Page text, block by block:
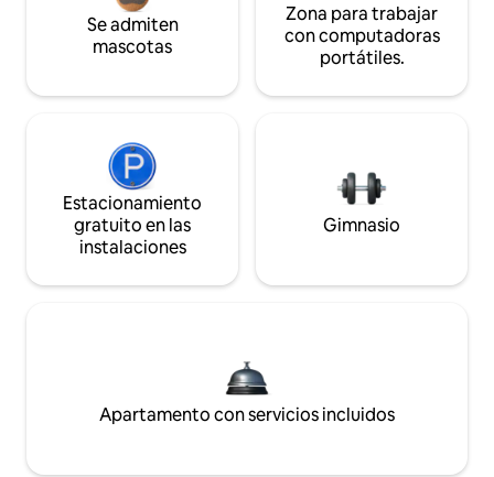
Se admiten
mascotas
Zona para trabajar
con computadoras
portátiles.
Estacionamiento
gratuito en las
instalaciones
Gimnasio
Apartamento con servicios incluidos